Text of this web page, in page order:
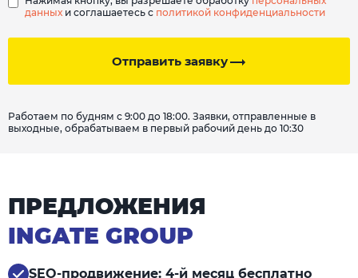
Отправить заявку
данных и соглашаетесь с политикой конфиденциальности
Работаем по будням с 9:00 до 18:00. Заявки, отправленные в
выходные, обрабатываем в первый рабочий день до 10:30
ПРЕДЛОЖЕНИЯ
INGATE GROUP
SEO-продвижение: 4-й месяц бесплатно